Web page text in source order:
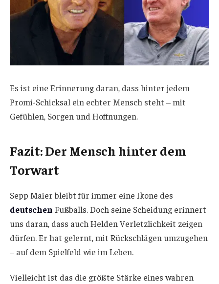
Es ist eine Erinnerung daran, dass hinter jedem
Promi-Schicksal ein echter Mensch steht – mit
Gefühlen, Sorgen und Hoffnungen.
Fazit: Der Mensch hinter dem
Torwart
Sepp Maier bleibt für immer eine Ikone des
deutschen Fußballs. Doch seine Scheidung erinnert
uns daran, dass auch Helden Verletzlichkeit zeigen
dürfen. Er hat gelernt, mit Rückschlägen umzugehen
– auf dem Spielfeld wie im Leben.
Vielleicht ist das die größte Stärke eines wahren